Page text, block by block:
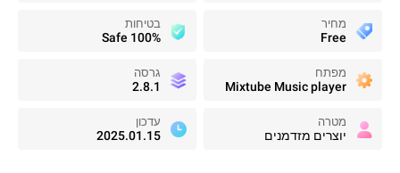
מחיר
Free
בטיחות
100% Safe
מפתח
Mixtube Music player
גרסה
2.8.1
מטרה
יוצרים מזדמנים
עדכון
2025.01.15